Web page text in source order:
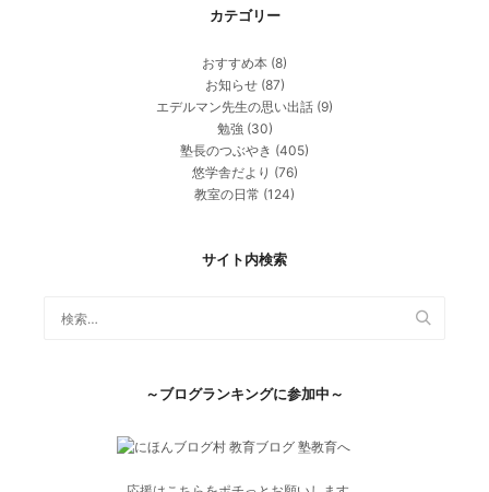
カテゴリー
おすすめ本 (8)
お知らせ(87)
エデルマン先生の思い出話 (9)
勉強 (30)
塾長のつぶやき (405)
悠学舎だより (76)
教室の日常 (124)
サイト内検索
～ブログランキングに参加中～